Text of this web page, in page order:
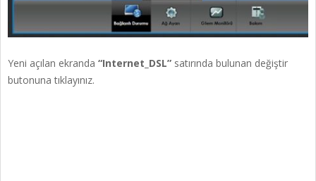
Yeni açılan ekranda “Internet_DSL” satırında bulunan değiştir
butonuna tıklayınız.